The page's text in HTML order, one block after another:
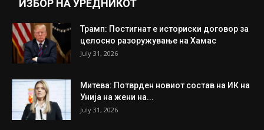
ИЗБОР НА УРЕДНИКОТ
Трамп: Постигнат е историски договор за
целосно разоружување на Хамас
July 31, 2026
Митева: Потврден новиот состав на ИК на
Унија на жени на...
July 31, 2026